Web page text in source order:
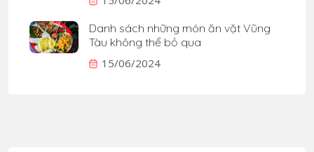
Danh sách những món ăn vặt Vũng
Tàu không thể bỏ qua
15/06/2024